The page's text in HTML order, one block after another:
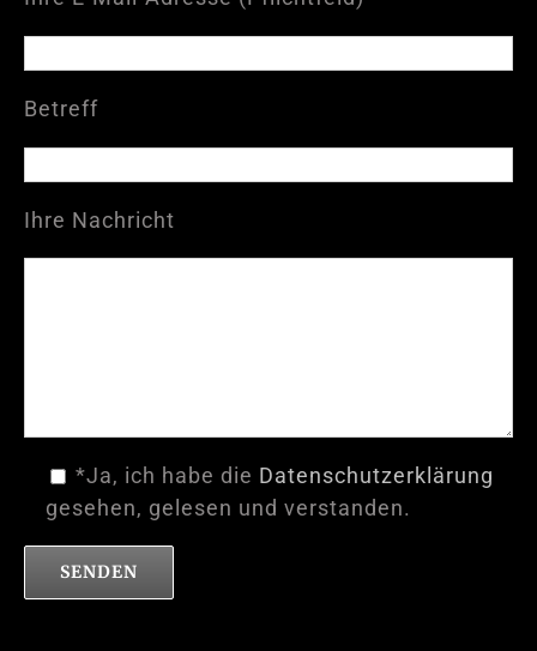
Betreff
Ihre Nachricht
*Ja, ich habe die Datenschutzerklärung
gesehen, gelesen und verstanden.